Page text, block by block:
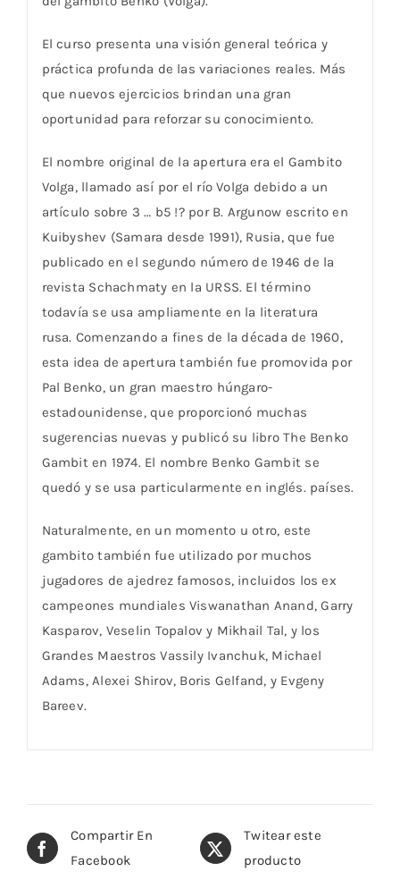
El curso presenta una visión general teórica y
práctica profunda de las variaciones reales. Más
que nuevos ejercicios brindan una gran
oportunidad para reforzar su conocimiento.
El nombre original de la apertura era el Gambito
Volga, llamado así por el río Volga debido a un
artículo sobre 3 … b5 !? por B. Argunow escrito en
Kuibyshev (Samara desde 1991), Rusia, que fue
publicado en el segundo número de 1946 de la
revista Schachmaty en la URSS. El término
todavía se usa ampliamente en la literatura
rusa. Comenzando a fines de la década de 1960,
esta idea de apertura también fue promovida por
Pal Benko, un gran maestro húngaro-
estadounidense, que proporcionó muchas
sugerencias nuevas y publicó su libro The Benko
Gambit en 1974. El nombre Benko Gambit se
quedó y se usa particularmente en inglés. países.
Naturalmente, en un momento u otro, este
gambito también fue utilizado por muchos
jugadores de ajedrez famosos, incluidos los ex
campeones mundiales Viswanathan Anand, Garry
Kasparov, Veselin Topalov y Mikhail Tal, y los
Grandes Maestros Vassily Ivanchuk, Michael
Adams, Alexei Shirov, Boris Gelfand, y Evgeny
Bareev.
Compartir En
Facebook
Twitear este
producto